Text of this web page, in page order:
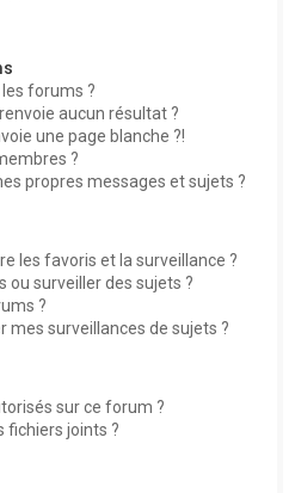
forums ?
aucun résultat ?
une page blanche ?!
?
propres messages et sujets ?
les favoris et la surveillance ?
surveiller des sujets ?
?
surveillances de sujets ?
sur ce forum ?
fichiers joints ?